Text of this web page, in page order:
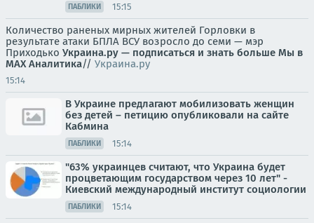
ПАБЛИКИ 15:15
Количество раненых мирных жителей Горловки в
результате атаки БПЛА ВСУ возросло до семи — мэр
Приходько Украина.ру — подписаться и знать больше Мы в
MAX Аналитика// Украина.ру
15:14
В Украине предлагают мобилизовать женщин
без детей – петицию опубликовали на сайте
Кабмина
ПАБЛИКИ 15:14
"63% украинцев считают, что Украина будет
процветающим государством через 10 лет" -
Киевский международный институт социологии
ПАБЛИКИ 15:14